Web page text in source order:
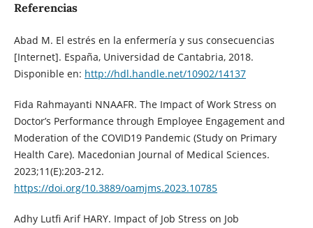
Referencias
Abad M. El estrés en la enfermería y sus consecuencias
[Internet]. España, Universidad de Cantabria, 2018.
Disponible en: http://hdl.handle.net/10902/14137
Fida Rahmayanti NNAAFR. The Impact of Work Stress on
Doctor’s Performance through Employee Engagement and
Moderation of the COVID19 Pandemic (Study on Primary
Health Care). Macedonian Journal of Medical Sciences.
2023;11(E):203-212.
https://doi.org/10.3889/oamjms.2023.10785
Adhy Lutfi Arif HARY. Impact of Job Stress on Job